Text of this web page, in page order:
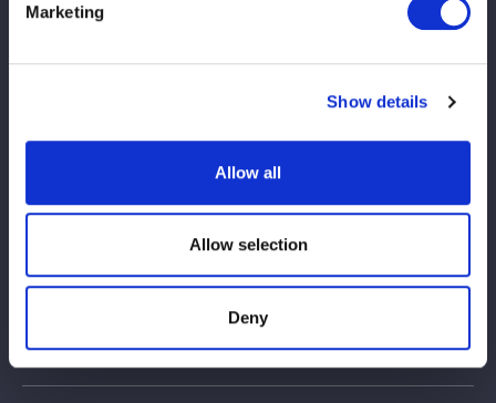
Marketing
Show details
Allow all
Allow selection
Deny
サムライTV『ニュース・スープレックス
虎』に羽南選手・玖麗さやか選手が出場し
ライト・キッドが宇宙一煌めくタイアップ
を全力PR！